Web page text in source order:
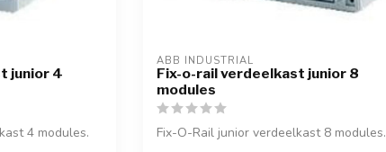
junior 4
4 modules.
ABB INDUSTRIAL
Fix-o-rail verdeelkast junior 8
modules
Fix-O-Rail junior verdeelkast 8 modules.